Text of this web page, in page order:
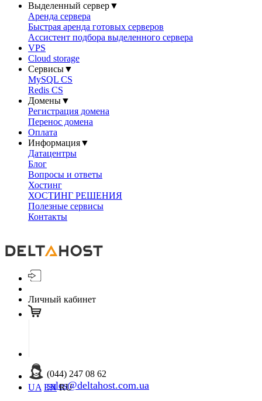
Выделенный сервер▼
Аренда сервера
Быстрая аренда готовых серверов
Ассистент подбора выделенного сервера
VPS
Cloud storage
Сервисы▼
MySQL CS
Redis CS
Домены▼
Регистрация домена
Перенос домена
Оплата
Информация▼
Датацентры
Блог
Вопросы и ответы
Хостинг
ХОСТИНГ РЕШЕНИЯ
Полезные сервисы
Контакты
Личный кабинет
(044) 247 08 62
sales@deltahost.com.ua
UA EN RU